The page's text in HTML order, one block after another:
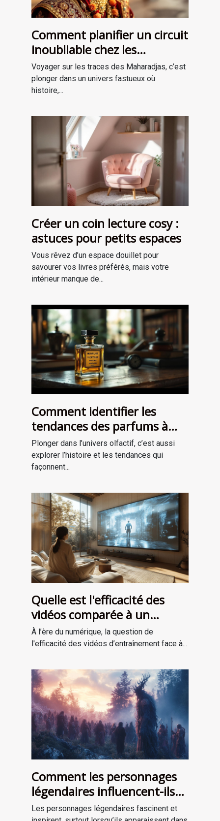
Comment planifier un circuit
inoubliable chez les
Maharadjas ?
Voyager sur les traces des Maharadjas, c’est
plonger dans un univers fastueux où
histoire,...
Créer un coin lecture cosy :
astuces pour petits espaces
Vous rêvez d’un espace douillet pour
savourer vos livres préférés, mais votre
intérieur manque de...
Comment identifier les
tendances des parfums à
travers les époques ?
Plonger dans l’univers olfactif, c’est aussi
explorer l’histoire et les tendances qui
façonnent...
Quelle est l'efficacité des
vidéos comparée à un
entraînement en personne ?
À l’ère du numérique, la question de
l'efficacité des vidéos d’entraînement face à...
Comment les personnages
légendaires influencent-ils
les récits de survie ?
Les personnages légendaires fascinent et